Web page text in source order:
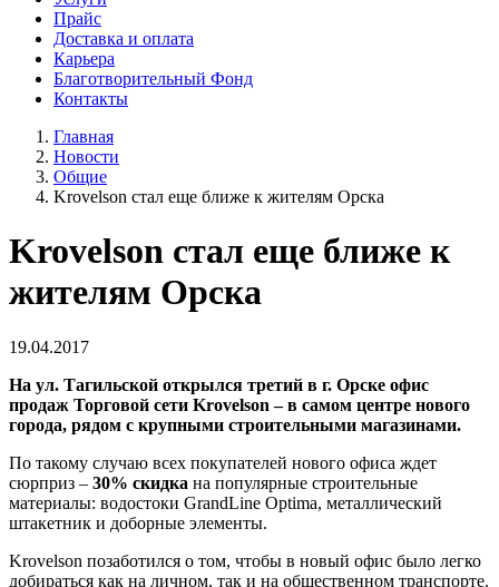
Прайс
Доставка и оплата
Карьера
Благотворительный Фонд
Контакты
Главная
Новости
Общие
Krovelson стал еще ближе к жителям Орска
Krovelson стал еще ближе к
жителям Орска
19.04.2017
На ул. Тагильской открылся третий в г. Орске офис
продаж Торговой сети Krovelson – в самом центре нового
города, рядом с крупными строительными магазинами.
По такому случаю всех покупателей нового офиса ждет
сюрприз – 30% скидка на популярные строительные
материалы: водостоки GrandLine Optima, металлический
штакетник и доборные элементы.
Krovelson позаботился о том, чтобы в новый офис было легко
добираться как на личном, так и на общественном транспорте.